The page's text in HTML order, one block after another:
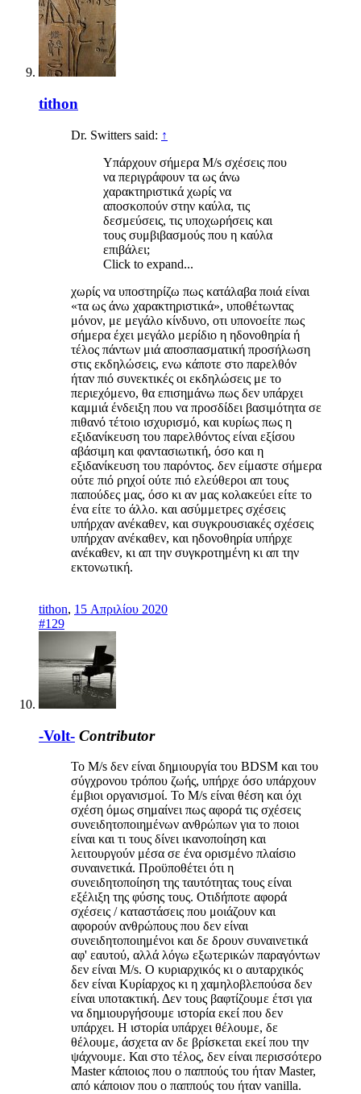
tithon
Dr. Switters said: ↑
Υπάρχουν σήμερα M/s σχέσεις που
να περιγράφουν τα ως άνω
χαρακτηριστικά χωρίς να
αποσκοπούν στην καύλα, τις
δεσμεύσεις, τις υποχωρήσεις και
τους συμβιβασμούς που η καύλα
επιβάλει;
Click to expand...
χωρίς να υποστηρίζω πως κατάλαβα ποιά είναι
«τα ως άνω χαρακτηριστικά», υποθέτωντας
μόνον, με μεγάλο κίνδυνο, οτι υπονοείτε πως
σήμερα έχει μεγάλο μερίδιο η ηδονοθηρία ή
τέλος πάντων μιά αποσπασματική προσήλωση
στις εκδηλώσεις, ενω κάποτε στο παρελθόν
ήταν πιό συνεκτικές οι εκδηλώσεις με το
περιεχόμενο, θα επισημάνω πως δεν υπάρχει
καμμιά ένδειξη που να προσδίδει βασιμότητα σε
πιθανό τέτοιο ισχυρισμό, και κυρίως πως η
εξιδανίκευση του παρελθόντος είναι εξίσου
αβάσιμη και φαντασιωτική, όσο και η
εξιδανίκευση του παρόντος. δεν είμαστε σήμερα
ούτε πιό ρηχοί ούτε πιό ελεύθεροι απ τους
παπούδες μας, όσο κι αν μας κολακεύει είτε το
ένα είτε το άλλο. και ασύμμετρες σχέσεις
υπήρχαν ανέκαθεν, και συγκρουσιακές σχέσεις
υπήρχαν ανέκαθεν, και ηδονοθηρία υπήρχε
ανέκαθεν, κι απ την συγκροτημένη κι απ την
εκτονωτική.
tithon, 15 Απριλίου 2020
#129
-Volt- Contributor
Το M/s δεν είναι δημιουργία του BDSM και του
σύγχρονου τρόπου ζωής, υπήρχε όσο υπάρχουν
έμβιοι οργανισμοί. Το M/s είναι θέση και όχι
σχέση όμως σημαίνει πως αφορά τις σχέσεις
συνειδητοποιημένων ανθρώπων για το ποιοι
είναι και τι τους δίνει ικανοποίηση και
λειτουργούν μέσα σε ένα ορισμένο πλαίσιο
συναινετικά. Προϋποθέτει ότι η
συνειδητοποίηση της ταυτότητας τους είναι
εξέλιξη της φύσης τους. Οτιδήποτε αφορά
σχέσεις / καταστάσεις που μοιάζουν και
αφορούν ανθρώπους που δεν είναι
συνειδητοποιημένοι και δε δρουν συναινετικά
αφ' εαυτού, αλλά λόγω εξωτερικών παραγόντων
δεν είναι M/s. Ο κυριαρχικός κι ο αυταρχικός
δεν είναι Κυρίαρχος κι η χαμηλοβλεπούσα δεν
είναι υποτακτική. Δεν τους βαφτίζουμε έτσι για
να δημιουργήσουμε ιστορία εκεί που δεν
υπάρχει. Η ιστορία υπάρχει θέλουμε, δε
θέλουμε, άσχετα αν δε βρίσκεται εκεί που την
ψάχνουμε. Και στο τέλος, δεν είναι περισσότερο
Master κάποιος που ο παππούς του ήταν Master,
από κάποιον που ο παππούς του ήταν vanilla.